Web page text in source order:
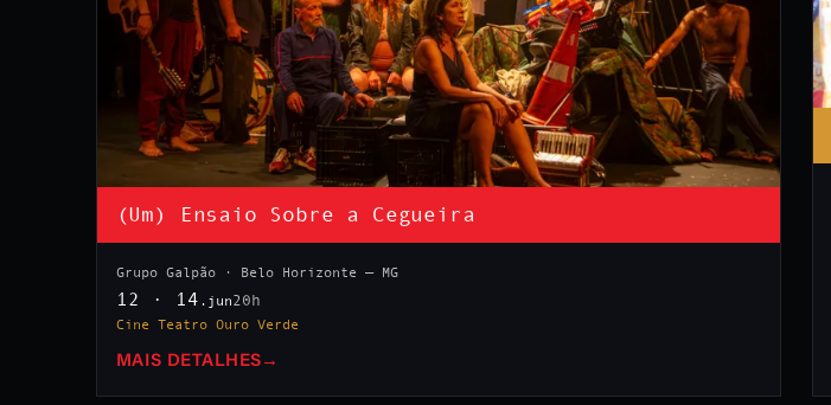
(Um) Ensaio Sobre a Cegueira
Grupo Galpão · Belo Horizonte — MG
12 · 14 .jun20h
Cine Teatro Ouro Verde
MAIS DETALHES →